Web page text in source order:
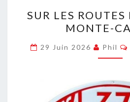
LES
DU
SUR LES
MONTE-
29 Juin 2026 Phil